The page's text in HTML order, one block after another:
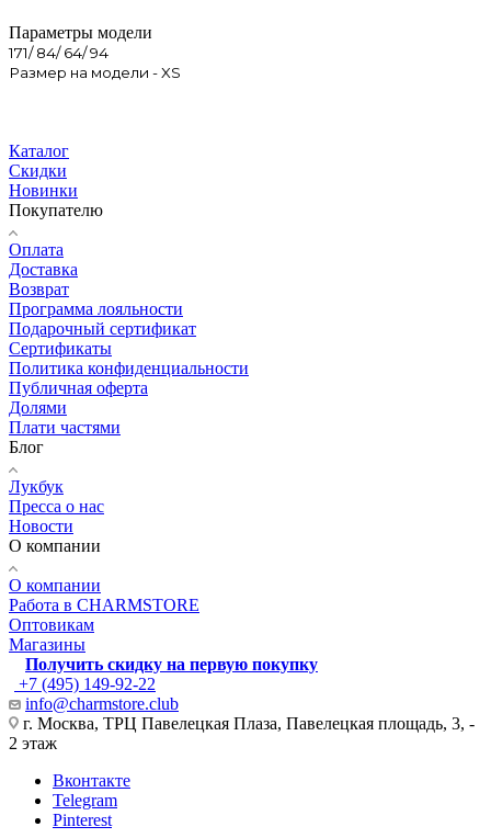
Параметры модели
171/ 84/ 64/ 94
Размер на модели - XS
Каталог
Скидки
Новинки
Покупателю
Оплата
Доставка
Возврат
Программа лояльности
Подарочный сертификат
Сертификаты
Политика конфиденциальности
Публичная оферта
Долями
Плати частями
Блог
Лукбук
Пресса о нас
Новости
О компании
О компании
Работа в CHARMSTORE
Оптовикам
Магазины
Получить скидку на первую покупку
+7 (495) 149-92-22
info@charmstore.club
г. Москва, ТРЦ Павелецкая Плаза, Павелецкая площадь, 3, -
2 этаж
Вконтакте
Telegram
Pinterest